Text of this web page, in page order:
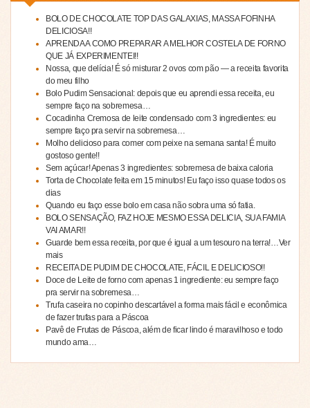
BOLO DE CHOCOLATE TOP DAS GALAXIAS, MASSA FOFINHA
DELICIOSA!!
APRENDA A COMO PREPARAR A MELHOR COSTELA DE FORNO
QUE JÁ EXPERIMENTEI!!
Nossa, que delícia! É só misturar 2 ovos com pão — a receita favorita
do meu filho
Bolo Pudim Sensacional: depois que eu aprendi essa receita, eu
sempre faço na sobremesa…
Cocadinha Cremosa de leite condensado com 3 ingredientes: eu
sempre faço pra servir na sobremesa…
Molho delicioso para comer com peixe na semana santa! É muito
gostoso gente!!
Sem açúcar! Apenas 3 ingredientes: sobremesa de baixa caloria
Torta de Chocolate feita em 15 minutos! Eu faço isso quase todos os
dias
Quando eu faço esse bolo em casa não sobra uma só fatia.
BOLO SENSAÇÃO, FAZ HOJE MESMO ESSA DELICIA, SUA FAMIA
VAI AMAR!!
Guarde bem essa receita, por que é igual a um tesouro na terra!…Ver
mais
RECEITA DE PUDIM DE CHOCOLATE, FÁCIL E DELICIOSO!!
Doce de Leite de forno com apenas 1 ingrediente: eu sempre faço
pra servir na sobremesa…
Trufa caseira no copinho descartável a forma mais fácil e econômica
de fazer trufas para a Páscoa
Pavê de Frutas de Páscoa, além de ficar lindo é maravilhoso e todo
mundo ama…